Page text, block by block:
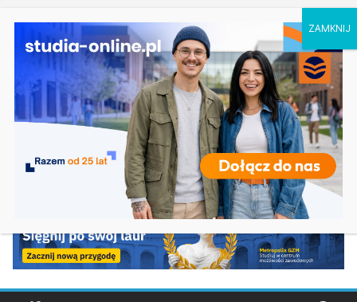
Ostatnie wpisy: Ratownictwo medyczne w Olsztynie
Logistyka w Koszalinie
Informatyka w Nysie
Filozofia w Szczecinie
Geografia w Gdańsku